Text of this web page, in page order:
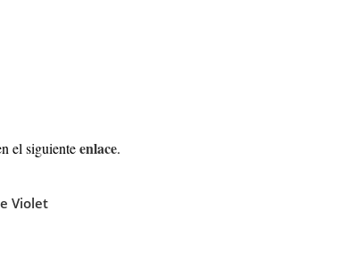
el siguienteenlace.
Violet